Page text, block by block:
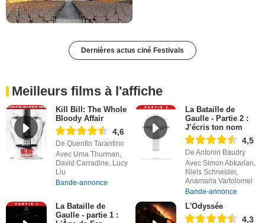
Dernières actus ciné Festivals
Meilleurs films à l'affiche
Kill Bill: The Whole
Bloody Affair
4,6
De Quentin Tarantino
Avec Uma Thurman,
David Carradine, Lucy
Liu
Bande-annonce
La Bataille de
Gaulle - Partie 2 :
J’écris ton nom
4,5
De Antonin Baudry
Avec Simon Abkarian,
Niels Schneider,
Anamaria Vartolomei
Bande-annonce
La Bataille de
Gaulle - partie 1 :
L'Odyssée
4,3